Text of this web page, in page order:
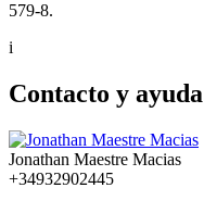
579-8.
i
Contacto y ayuda
Jonathan Maestre Macias
+34932902445